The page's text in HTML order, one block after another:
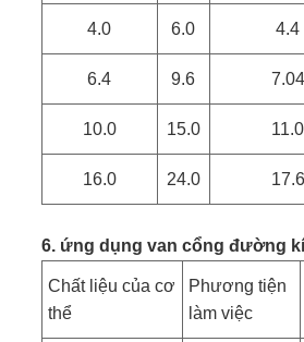
4.0 6.0 4.4
6.4 9.6 7.04
10.0 15.0 11.0
16.0 24.0 17.6
6. ứng dụng van cổng đường
Chất liệu của cơ
thể
Phương tiện
làm việc